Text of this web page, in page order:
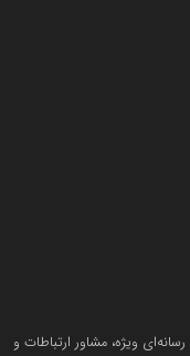
ویژه، مشاور ارتباطات و